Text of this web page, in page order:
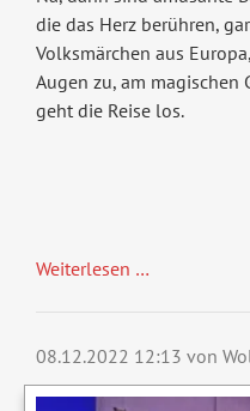
die das Herz berühren,
Volksmärchen aus
Augen zu, am magischen
geht die Reise los.
Weiterlesen …
08.12.2022 12:13 von